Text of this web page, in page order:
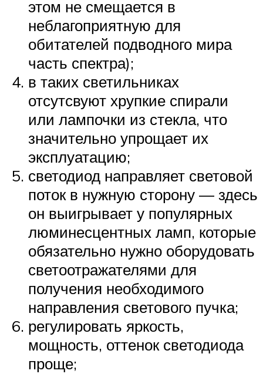
этом не смещается в
неблагоприятную для
обитателей подводного мира
часть спектра);
в таких светильниках
отсутсвуют хрупкие спирали
или лампочки из стекла, что
значительно упрощает их
эксплуатацию;
светодиод направляет световой
поток в нужную сторону — здесь
он выигрывает у популярных
люминесцентных ламп, которые
обязательно нужно оборудовать
светоотражателями для
получения необходимого
направления светового пучка;
регулировать яркость,
мощность, оттенок светодиода
проще;